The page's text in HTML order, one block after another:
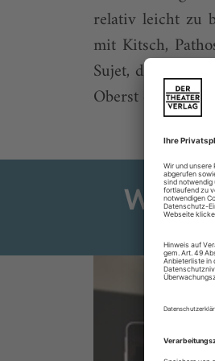
relativ leicht zu
mit Kitsch,
Sujet, das in der
Oberst der (hier: